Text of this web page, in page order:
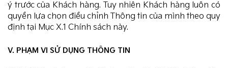
ý trước của Khách hàng. Tuy nhiên Khách hàng luôn có
quyền lựa chọn điều chỉnh Thông tin của mình theo quy
định tại Mục X.1 Chính sách này.
V. PHẠM VI SỬ DỤNG THÔNG TIN